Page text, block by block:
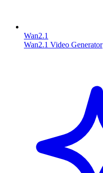
Wan2.1
Wan2.1 Video Generator